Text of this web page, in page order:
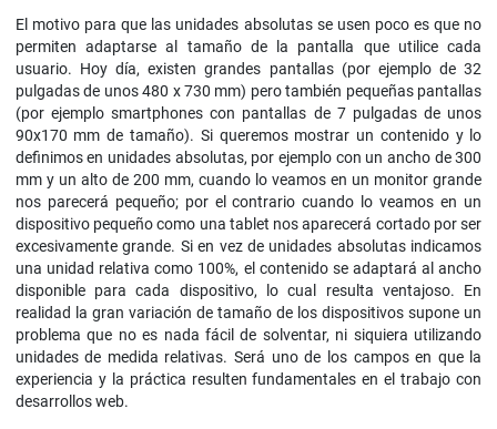
El motivo para que las unidades absolutas se usen poco es que no
permiten adaptarse al tamaño de la pantalla que utilice cada
usuario. Hoy día, existen grandes pantallas (por ejemplo de 32
pulgadas de unos 480 x 730 mm) pero también pequeñas pantallas
(por ejemplo smartphones con pantallas de 7 pulgadas de unos
90x170 mm de tamaño). Si queremos mostrar un contenido y lo
definimos en unidades absolutas, por ejemplo con un ancho de 300
mm y un alto de 200 mm, cuando lo veamos en un monitor grande
nos parecerá pequeño; por el contrario cuando lo veamos en un
dispositivo pequeño como una tablet nos aparecerá cortado por ser
excesivamente grande. Si en vez de unidades absolutas indicamos
una unidad relativa como 100%, el contenido se adaptará al ancho
disponible para cada dispositivo, lo cual resulta ventajoso. En
realidad la gran variación de tamaño de los dispositivos supone un
problema que no es nada fácil de solventar, ni siquiera utilizando
unidades de medida relativas. Será uno de los campos en que la
experiencia y la práctica resulten fundamentales en el trabajo con
desarrollos web.